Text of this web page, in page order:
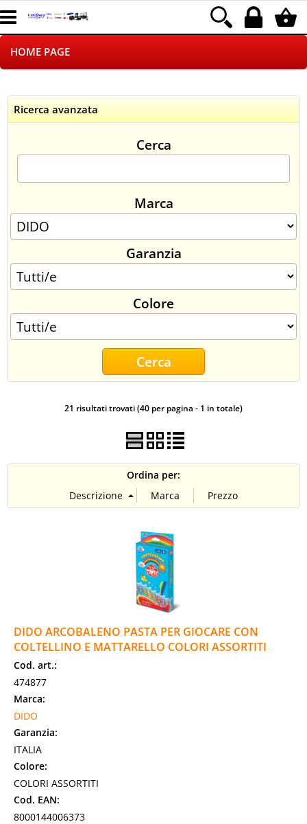
HOME PAGE
LOGISTICA
NEGOZI ON LINE
SINCRONIZZATI CON NOI
SPEDIZIONI
CONTATTI
Ricerca avanzata
Cerca
Marca
Garanzia
Colore
21 risultati trovati (40 per pagina - 1 in totale)
Ordina per:
DIDO ARCOBALENO PASTA PER GIOCARE CON
COLTELLINO E MATTARELLO COLORI ASSORTITI
Cod. art.:
474877
Marca:
DIDO
Garanzia:
ITALIA
Colore:
COLORI ASSORTITI
Cod. EAN:
8000144006373